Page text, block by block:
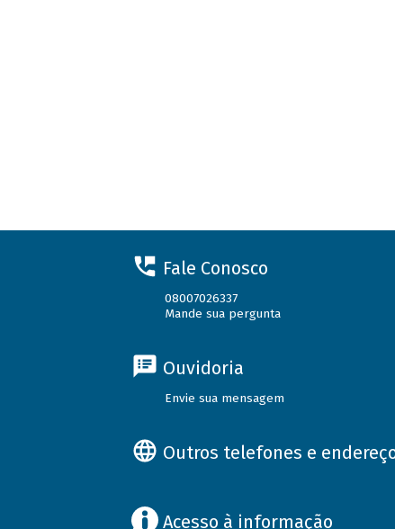
Fale Conosco
08007026337
Mande sua pergunta
Ouvidoria
Envie sua mensagem
Outros telefones e
Acesso à informação